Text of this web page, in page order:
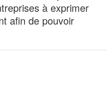
à exprimer
afin de pouvoir